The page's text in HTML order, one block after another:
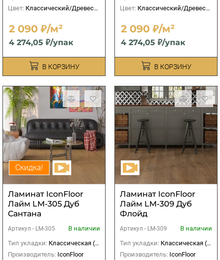
Цвет: Классический/Древесный
2 090 ₽/м²
4 274,05 ₽/упак
В КОРЗИНУ
Цвет: Классический/Древесный
2 090 ₽/м²
4 274,05 ₽/упак
В КОРЗИНУ
Скидка!
Ламинат IconFloor
Лайм LM-305 Дуб
Сантана
Артикул - LM-305
В наличии
Тип укладки: Классическая (прямая)
Производитель: IconFloor
Ламинат IconFloor
Лайм LM-309 Дуб
Флойд
Артикул - LM-309
В наличии
Тип укладки: Классическая (прямая)
Производитель: IconFloor